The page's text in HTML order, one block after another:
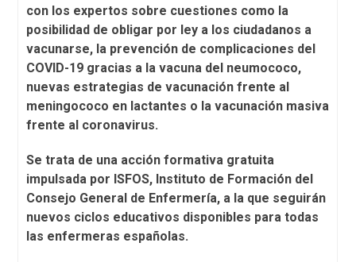
con los expertos sobre cuestiones como la
posibilidad de obligar por ley a los ciudadanos a
vacunarse, la prevención de complicaciones del
COVID-19 gracias a la vacuna del neumococo,
nuevas estrategias de vacunación frente al
meningococo en lactantes o la vacunación masiva
frente al coronavirus.
Se trata de una acción formativa gratuita
impulsada por ISFOS, Instituto de Formación del
Consejo General de Enfermería, a la que seguirán
nuevos ciclos educativos disponibles para todas
las enfermeras españolas.